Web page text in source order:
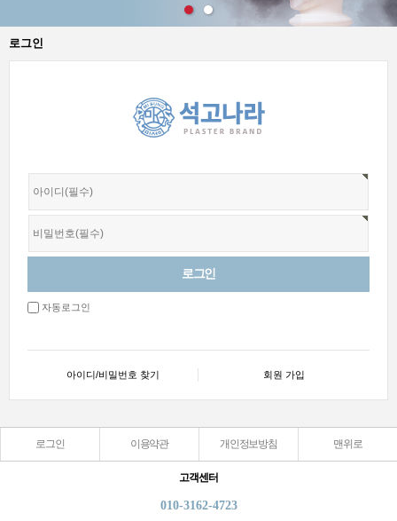
로그인
자동로그인
아이디/비밀번호 찾기 회원 가입
로그인 이용약관 개인정보방침 맨위로
고객센터
010-3162-4723